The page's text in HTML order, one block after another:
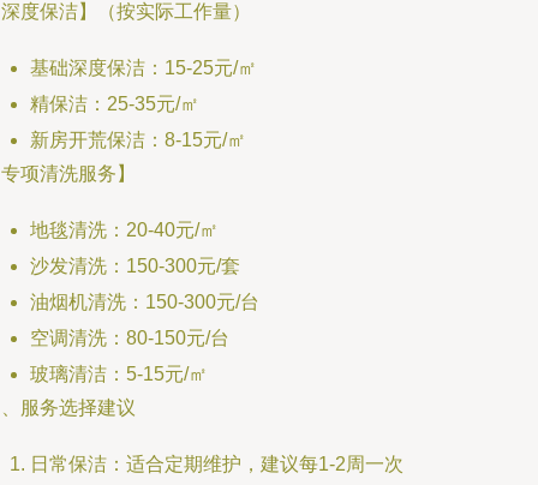
度保洁】（按实际工作量）
基础深度保洁：15-25元/㎡
精保洁：25-35元/㎡
新房开荒保洁：8-15元/㎡
项清洗服务】
地毯清洗：20-40元/㎡
沙发清洗：150-300元/套
油烟机清洗：150-300元/台
空调清洗：80-150元/台
玻璃清洁：5-15元/㎡
服务选择建议
日常保洁：适合定期维护，建议每1-2周一次